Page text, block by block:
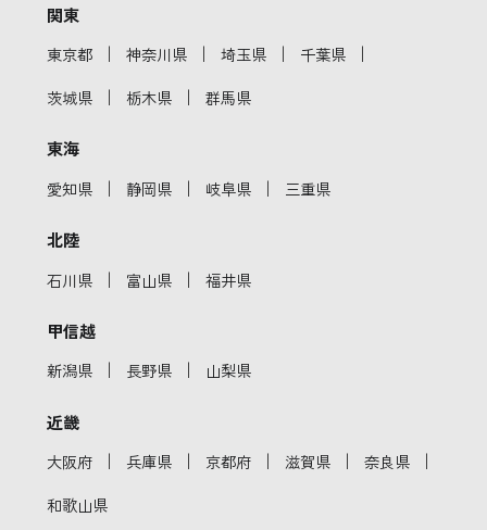
関東
東京都 ｜ 神奈川県 ｜ 埼玉県 ｜ 千葉県 ｜
茨城県 ｜ 栃木県 ｜ 群馬県
東海
愛知県 ｜ 静岡県 ｜ 岐阜県 ｜ 三重県
北陸
石川県 ｜ 富山県 ｜ 福井県
甲信越
新潟県 ｜ 長野県 ｜ 山梨県
近畿
大阪府 ｜ 兵庫県 ｜ 京都府 ｜ 滋賀県 ｜ 奈良県 ｜
和歌山県